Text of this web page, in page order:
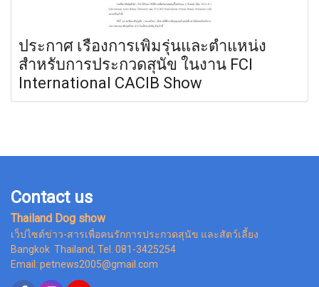
ประกาศ เรื่องการเพิ่มรุ่นและตำแหน่ง
สำหรับการประกวดสุนัข ในงาน FCI
International CACIB Show
Contact us
Thailand Dog show
เว็ปไซต์ข่าว-สารเพื่อคนรักการประกวดสุนัข และสัตว์เลี้ยง
Bangkok Thailand, Tel. 081-3425254
Email: petnews2005@gmail.com